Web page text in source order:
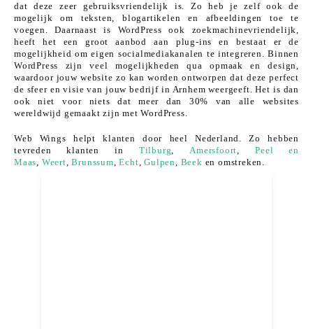
dat deze zeer gebruiksvriendelijk is. Zo heb je zelf ook de
mogelijk om teksten, blogartikelen en afbeeldingen toe te
voegen. Daarnaast is WordPress ook zoekmachinevriendelijk,
heeft het een groot aanbod aan plug-ins en bestaat er de
mogelijkheid om eigen socialmediakanalen te integreren. Binnen
WordPress zijn veel mogelijkheden qua opmaak en design,
waardoor jouw website zo kan worden ontworpen dat deze perfect
de sfeer en visie van jouw bedrijf in Arnhem weergeeft. Het is dan
ook niet voor niets dat meer dan 30% van alle websites
wereldwijd gemaakt zijn met WordPress.
Web Wings helpt klanten door heel Nederland. Zo hebben
tevreden klanten in Tilburg Amersfoort ,Peel en
Maas
Weert ,Brunssum ,Echt ,Gulpen Beek en omstreken.